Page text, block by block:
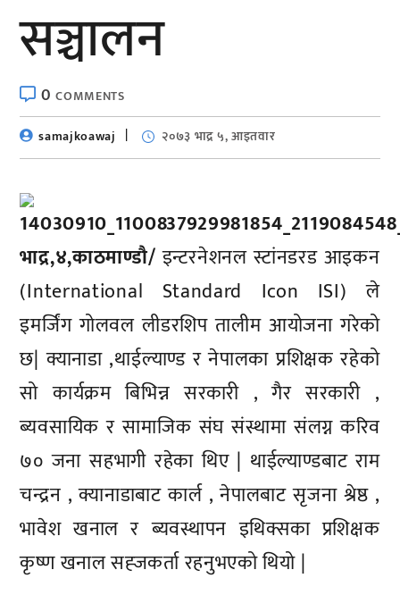
सञ्चालन
0COMMENTS
samajkoawaj
२०७३ भाद्र ५, आइतवार
भाद्र,४,काठमाण्डाै/इन्टरनेशनल स्टांनडरड आइकन
(International Standard Icon ISI) ले
इमर्जिंग गोलवल लीडरशिप तालीम आयोजना गरेको
छ| क्यानाडा ,थाईल्याण्ड र नेपालका प्रशिक्षक रहेको
सो कार्यक्रम बिभिन्न सरकारी , गैर सरकारी ,
ब्यवसायिक र सामाजिक संघ संस्थामा संलग्न करिव
७० जना सहभागी रहेका थिए | थाईल्याण्डबाट राम
चन्द्रन , क्यानाडाबाट कार्ल , नेपालबाट सृजना श्रेष्ठ ,
भावेश खनाल र ब्यवस्थापन इथिक्सका प्रशिक्षक
कृष्ण खनाल सह्जकर्ता रहनुभएको थियो |